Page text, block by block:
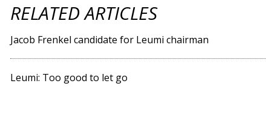
RELATED ARTICLES
Jacob Frenkel candidate for Leumi chairman
Leumi: Too good to let go